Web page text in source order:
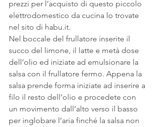
prezzi per l’acquisto di questo piccolo
elettrodomestico da cucina lo trovate
nel sito di habu.it.
Nel boccale del frullatore inserite il
succo del limone, il latte e metà dose
dell’olio ed iniziate ad emulsionare la
salsa con il frullatore fermo. Appena la
salsa prende forma iniziate ad inserire a
filo il resto dell’olio e procedete con
un movimento dall’alto verso il basso
per inglobare l’aria finché la salsa non